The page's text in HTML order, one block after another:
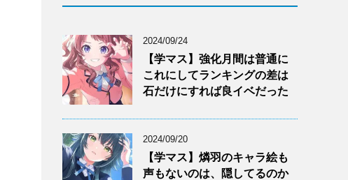
2024/09/24
【学マス】強化月間は普通に
これにしてランキングの差は
石だけにすれば良イベだった
2024/09/20
【学マス】燐羽のキャラ絵も
声もないのは、隠してるのか